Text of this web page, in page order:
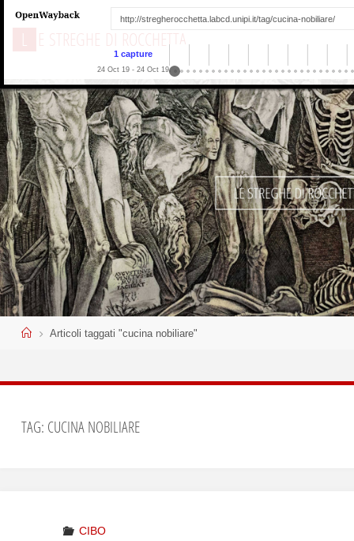
1 capture
24 Oct 19 - 24 Oct 19
L E STREGHE D ROCCHETTA
HomeArticoli taggati "cucina nobiliare"
TAG: CUCINA NOBILIARE
CIBO